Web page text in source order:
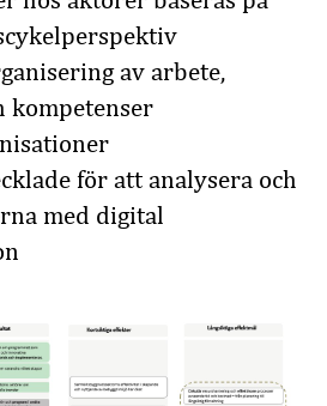
av arbete,
kompetenser
för att analysera och
med digital